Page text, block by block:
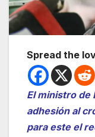
Spread the
El ministro de
adhesión al
para este el